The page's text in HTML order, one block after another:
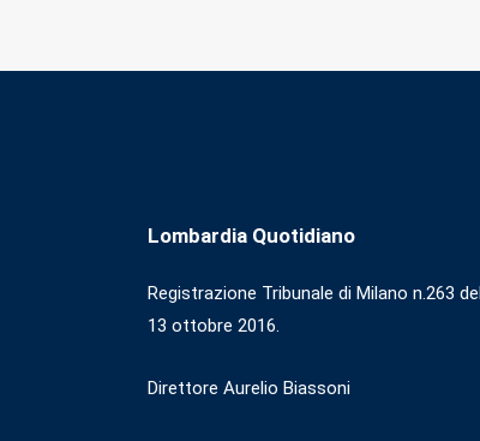
Lombardia Quotidiano
Registrazione Tribunale di Milano n.263 del
13 ottobre 2016.
Direttore Aurelio Biassoni